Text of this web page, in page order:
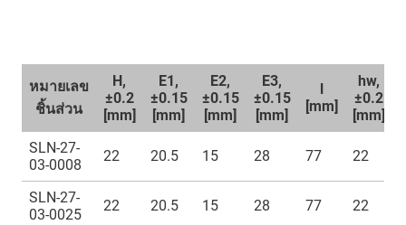
หมายเลข
ชิ้นส่วน
H,
±0.2
[mm]
E1,
±0.15
[mm]
E2,
±0.15
[mm]
E3,
±0.15
[mm]
[mm]
hw,
±0.2
[mm]
SLN-27-
03-0008
22 20.5 15 28 77 22
SLN-27-
03-0025
22 20.5 15 28 77 22